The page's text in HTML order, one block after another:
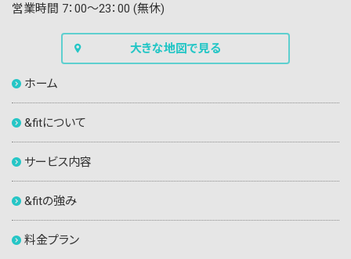
営業時間 7：00〜23：00 (無休)
大きな地図で見る
ホーム
&fitについて
サービス内容
&fitの強み
料金プラン